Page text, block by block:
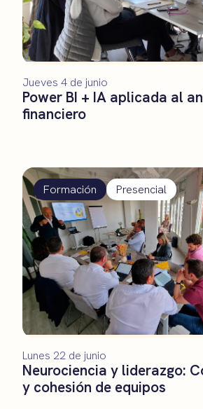
Power BI + IA aplicada al
financiero
Jueves 4 de junio
Formación Presencial
Neurociencia y liderazgo:
y cohesión de equipos
Lunes 22 de junio